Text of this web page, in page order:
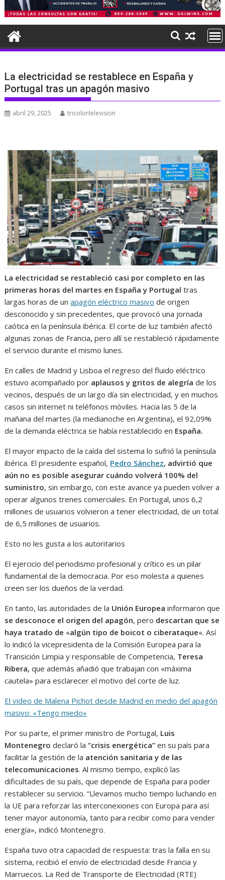
La electricidad se restablece en España y
Portugal tras un apagón masivo
abril 29, 2025 tricolortelevision
La electricidad se restableció casi por completo en las
primeras horas del martes en España y Portugal tras
largas horas de unapagón eléctrico masivo de origen
desconocido y sin precedentes, que provocó una jornada
caótica en la península ibérica. El corte de luz también afectó
algunas zonas de Francia, pero allí se restableció rápidamente
el servicio durante el mismo lunes.
En calles de Madrid y Lisboa el regreso del fluido eléctrico
estuvo acompañado por aplausos y gritos de alegría de los
vecinos, después de un largo día sin electricidad, y en muchos
casos sin internet ni teléfonos móviles. Hacia las 5 de la
mañana del martes (la medianoche en Argentina), el 92,09%
de la demanda eléctrica se había restablecido en España.
El mayor impacto de la caída del sistema lo sufrió la península
ibérica. El presidente español, Pedro Sánchez, advirtió que
aún no es posible asegurar cuándo volverá 100% del
suministro, sin embargo, con este avance ya pueden volver a
operar algunos trenes comerciales. En Portugal, unos 6,2
millones de usuarios volvieron a tener electricidad, de un total
de 6,5 millones de usuarios.
Esto no les gusta a los autoritarios
El ejercicio del periodismo profesional y crítico es un pilar
fundamental de la democracia. Por eso molesta a quienes
creen ser los dueños de la verdad.
En tanto, las autoridades de la Unión Europea informaron que
se desconoce el origen del apagón, pero descartan que se
haya tratado de «algún tipo de boicot o ciberataque«. Así
lo indicó la vicepresidenta de la Comisión Europea para la
Transición Limpia y responsable de Competencia, Teresa
Ribera, que además añadió que trabajan con «máxima
cautela» para esclarecer el motivo del corte de luz.
El video de Malena Pichot desde Madrid en medio del apagón
masivo: «Tengo miedo»
Por su parte, el primer ministro de Portugal, Luis
Montenegro declaró la“crisis energética” en su país para
facilitar la gestión de la atención sanitaria y de las
telecomunicaciones. Al mismo tiempo, explicó las
dificultades de su país, que depende de España para poder
restablecer su servicio. “Llevamos mucho tiempo luchando en
la UE para reforzar las interconexiones con Europa para así
tener mayor autonomía, tanto para recibir como para vender
energía», indicó Montenegro.
España tuvo otra capacidad de respuesta: tras la falla en su
sistema, recibió el envío de electricidad desde Francia y
Marruecos. La Red de Transporte de Electricidad (RTE)